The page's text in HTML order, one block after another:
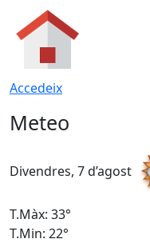
Accedeix
Meteo
Divendres, 7 d’agost
T.Màx: 33°
T.Min: 22°